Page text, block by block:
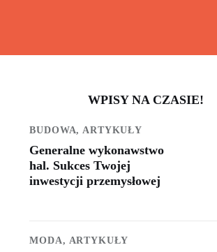
WPISY NA CZASIE!
BUDOWA,ARTYKUŁY
Generalne wykonawstwo
hal. Sukces Twojej
inwestycji przemysłowej
MODA, ARTYKUŁY